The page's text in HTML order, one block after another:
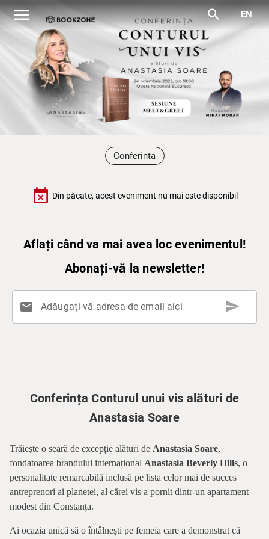
menu search EN
Conferinta
event_busy Din păcate, acest eveniment nu mai este disponibil
Aflați când va mai avea loc evenimentul!
Abonați-vă la newsletter!
mail Adăugați-vă adresa de email aici send
Conferința Conturul unui vis alături de
Anastasia Soare
Trăiește o seară de excepție alături de Anastasia Soare,
fondatoarea brandului internațional Anastasia Beverly Hills, o
personalitate remarcabilă inclusă pe lista celor mai de succes
antreprenori ai planetei, al cărei vis a pornit dintr-un apartament
modest din Constanța.
Ai ocazia unică să o întâlnești pe femeia care a demonstrat că